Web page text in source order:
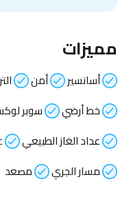
مميزات
أسانسير أمن
خط أرضي
سوبر
عداد الغاز الطبيعي
مسار الجري
مصعد